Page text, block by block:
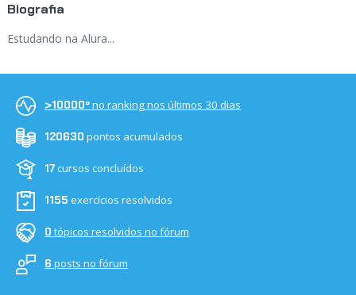
Biografia
Estudando na Alura...
>10000ºno ranking nos últimos 30 dias
120630 pontos acumulados
17cursos concluídos
1155 exercícios resolvidos
0 tópicos resolvidos no fórum
6 posts no fórum